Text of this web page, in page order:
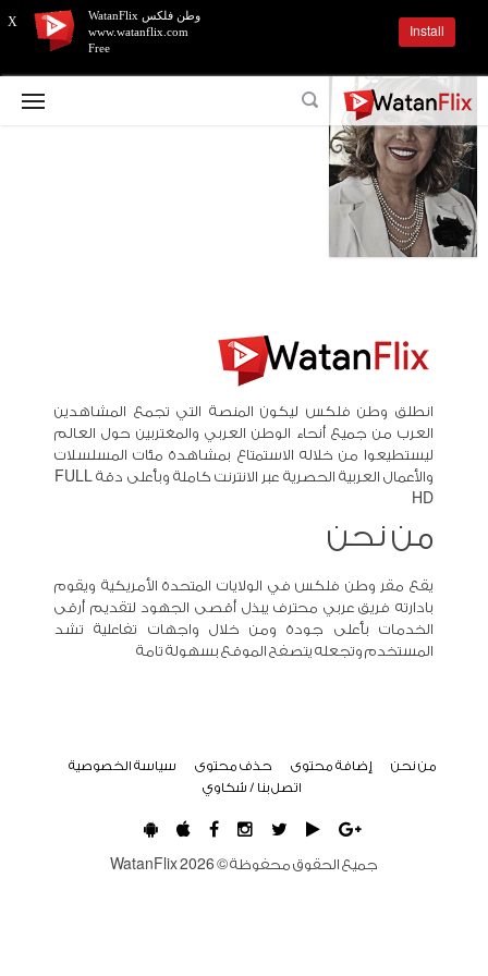
X
وطن فلكس WatanFlix
www.watanflix.com
Free
Install
انطلق وطن فلكس ليكون المنصة التي تجمع المشاهدين
العرب من جميع أنحاء الوطن العربي والمغتربين حول العالم
ليستطيعوا من خلاله الاستمتاع بمشاهدة مئات المسلسلات
والأعمال العربية الحصرية عبر الانترنت كاملة وبأعلى دقة FULL
HD
من نحن
يقع مقر وطن فلكس في الولايات المتحدة الأمريكية ويقوم
بادارته فريق عربي محترف يبذل أقصى الجهود لتقديم أرقى
الخدمات بأعلى جودة ومن خلال واجهات تفاعلية تشد
المستخدم وتجعله يتصفح الموقع بسهولة تامة
من نحن إضافة محتوى حذف محتوى
سياسة الخصوصية
اتصل بنا / شكاوي
جميع الحقوق محفوظة © WatanFlix2026